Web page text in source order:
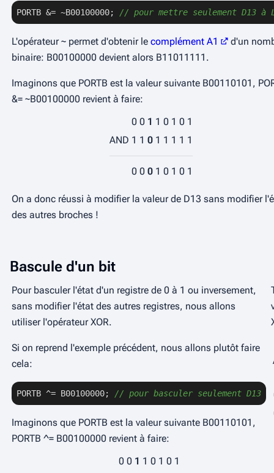
PORTB &= ~B00100000; // pour mettre seulement D13 à
L'opérateur~ permet d'obtenir le complément A1
d'un
binaire: B00100000 devient alors B11011111.
Imaginons que PORTB est la valeur suivante B00110101 ,
&= ~B00100000 revient à faire:
0 0 1 1 0 1 0 1
AND 1 1 0 1 1 1 1 1
0 0 0 1 0 1 0 1
On a donc réussi à modifier la valeur de D13 sans modifier
des autres broches !
Bascule d'un bit
Pour basculer l'état d'un registre de 0 à 1 ou inversement,
sans modifier l'état des autres registres, nous allons
utiliser l'opérateurXOR.
Si on reprend l'exemple précédent, nous allons plutôt faire
cela:
PORTB ^= B00100000; // pour basculer seulement D13
Imaginons que PORTB est la valeur suivante B00110101 ,
PORTB ^= B00100000 revient à faire:
0 0 1 1 0 1 0 1